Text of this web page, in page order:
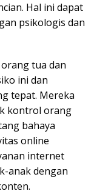
Hal ini dapat
psikologis dan
tua dan
ini dan
tepat. Mereka
kontrol orang
bahaya
online
internet
anak dengan